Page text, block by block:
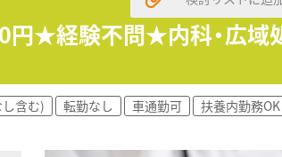
中でも非常にレベルの高い勤務薬剤師の
で取り組んでいます。
円★経験不問★内科・広域
含む) 転勤なし 車通勤可
扶養内勤務OK